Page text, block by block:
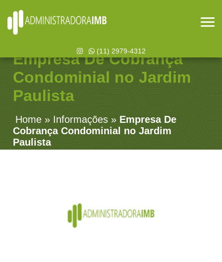
(11) 2979-4312
Empresa De Cobrança
Condominial no Jardim
Paulista
Home » Informações » Empresa De
Cobrança Condominial no Jardim
Paulista